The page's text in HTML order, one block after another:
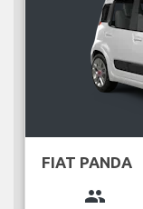
FIAT PANDA
group